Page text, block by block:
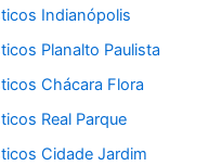
Indianópolis
Planalto Paulista
Chácara Flora
Real Parque
Cidade Jardim